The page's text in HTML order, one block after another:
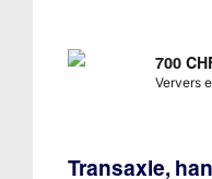
700
Ververs
Transaxle,